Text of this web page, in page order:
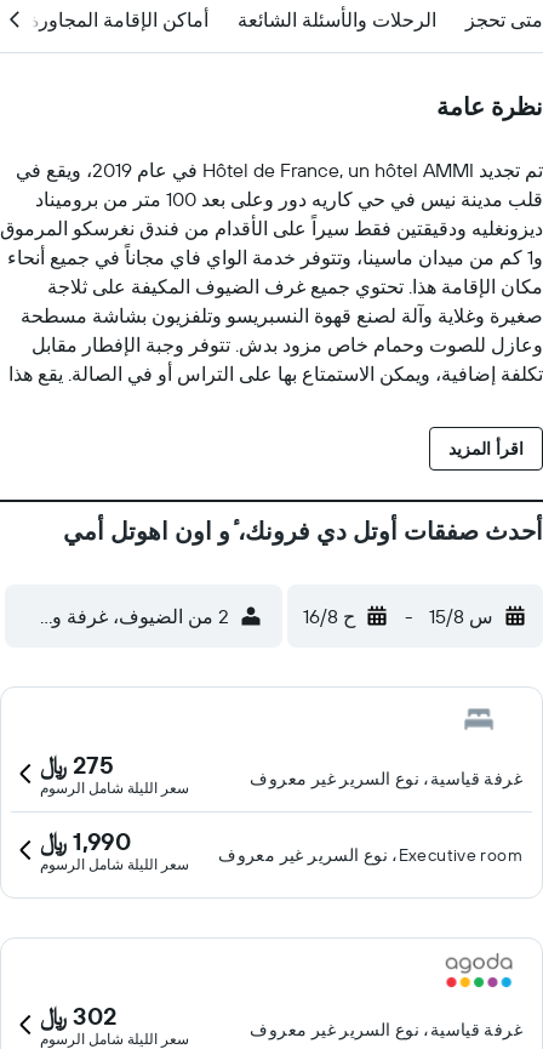
متى تحجز الرحلات والأسئلة الشائعة أماكن الإقامة المجاورة
نظرة عامة
تم تجديد Hôtel de France, un hôtel AMMI في عام 2019، ويقع في
قلب مدينة نيس في حي كاريه دور وعلى بعد 100 متر من بروميناد
ديزونغليه ودقيقتين فقط سيراً على الأقدام من فندق نغرسكو المرموق
و1 كم من ميدان ماسينا، وتتوفر خدمة الواي فاي مجاناً في جميع أنحاء
مكان الإقامة هذا. تحتوي جميع غرف الضيوف المكيفة على ثلاجة
صغيرة وغلاية وآلة لصنع قهوة النسبريسو وتلفزيون بشاشة مسطحة
وعازل للصوت وحمام خاص مزود بدش. تتوفر وجبة الإفطار مقابل
تكلفة إضافية، ويمكن الاستمتاع بها على التراس أو في الصالة. يقع هذا
و20 دقيقة بخدمة النقل بالحافلة من مطار نيس كوت دازور، كما تتوفر
مواقف عامة للسيارات بأسعار مخفضة، حيث تقع على بعد 100 متر.
اقرأ المزيد
أحدث صفقات أوتل دي فرونك، ٔو اون اهوتل أمي
س 15/8 - ح 16/8 2 من الضيوف، غرفة واحدة
غرفة قياسية، نوع السرير غير معروف 275 ﷼
سعر الليلة شامل الرسوم
Executive room، نوع السرير غير معروف 1,990 ﷼
سعر الليلة شامل الرسوم
غرفة قياسية، نوع السرير غير معروف 302 ﷼
سعر الليلة شامل الرسوم